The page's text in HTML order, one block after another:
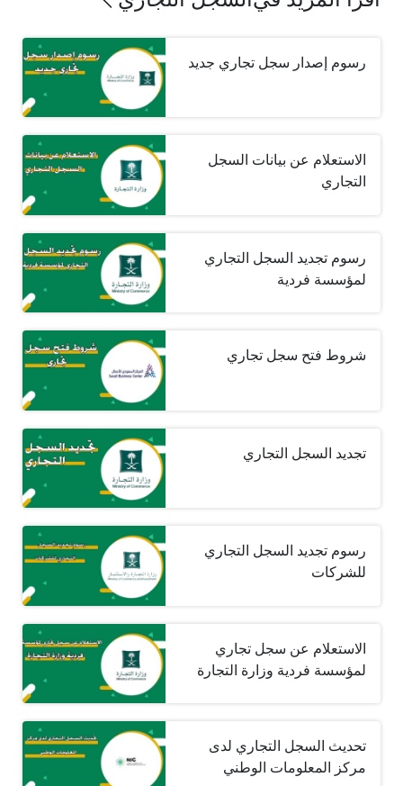
رسوم إصدار سجل تجاري جديد
الاستعلام عن بيانات السجل
التجاري
رسوم تجديد السجل التجاري
لمؤسسة فردية
شروط فتح سجل تجاري
تجديد السجل التجاري
رسوم تجديد السجل التجاري
للشركات
الاستعلام عن سجل تجاري
لمؤسسة فردية وزارة التجارة
تحديث السجل التجاري لدى
مركز المعلومات الوطني